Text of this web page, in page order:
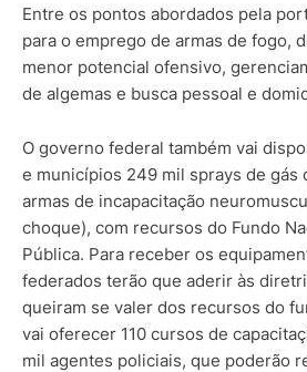
Entre os pontos abordados pela
para o emprego de armas de fogo,
menor potencial ofensivo,
de algemas e busca pessoal e
O governo federal também vai
e municípios 249 mil sprays de gás
armas de incapacitação
choque), com recursos do Fundo
Pública. Para receber os
federados terão que aderir às
queiram se valer dos recursos do
vai oferecer 110 cursos de
mil agentes policiais, que poderão